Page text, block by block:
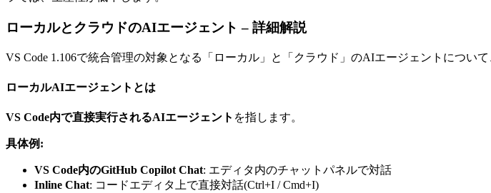
ローカルとクラウドのAIエージェント – 詳細解説
VS Code 1.106で統合管理の対象となる「ローカル」と「クラウド」のAIエージェントについて
ローカルAIエージェントとは
VS Code内で直接実行されるAIエージェント を指します。
具体例:
VS Code内のGitHub Copilot Chat: エディタ内のチャットパネルで対話
Inline Chat: コードエディタ上で直接対話(Ctrl+I /Cmd+I)